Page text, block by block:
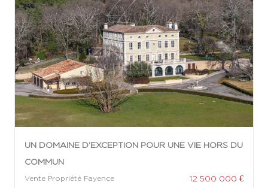
UN DOMAINE D’EXCEPTION POUR UNE VIE HORS DU
COMMUN
Vente Propriété Fayence 12 500 000 €